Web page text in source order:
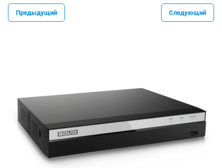
Предыдущий Следующий